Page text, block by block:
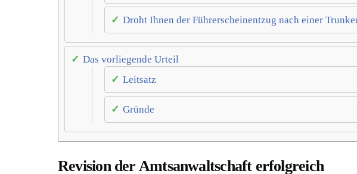
Droht Ihnen der Führerscheinentzug nach einer
Das vorliegende Urteil
Leitsatz
Gründe
Revision der Amtsanwaltschaft erfolgreich